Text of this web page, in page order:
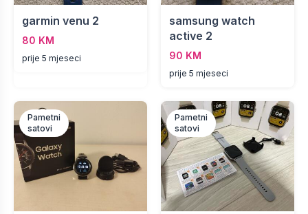
garmin venu 2
80 KM
prije 5 mjeseci
samsung watch
active 2
90 KM
prije 5 mjeseci
Pametni
satovi
Pametni
satovi